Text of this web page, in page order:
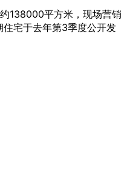
138000平方米，现场营销
宅于去年第3季度公开发